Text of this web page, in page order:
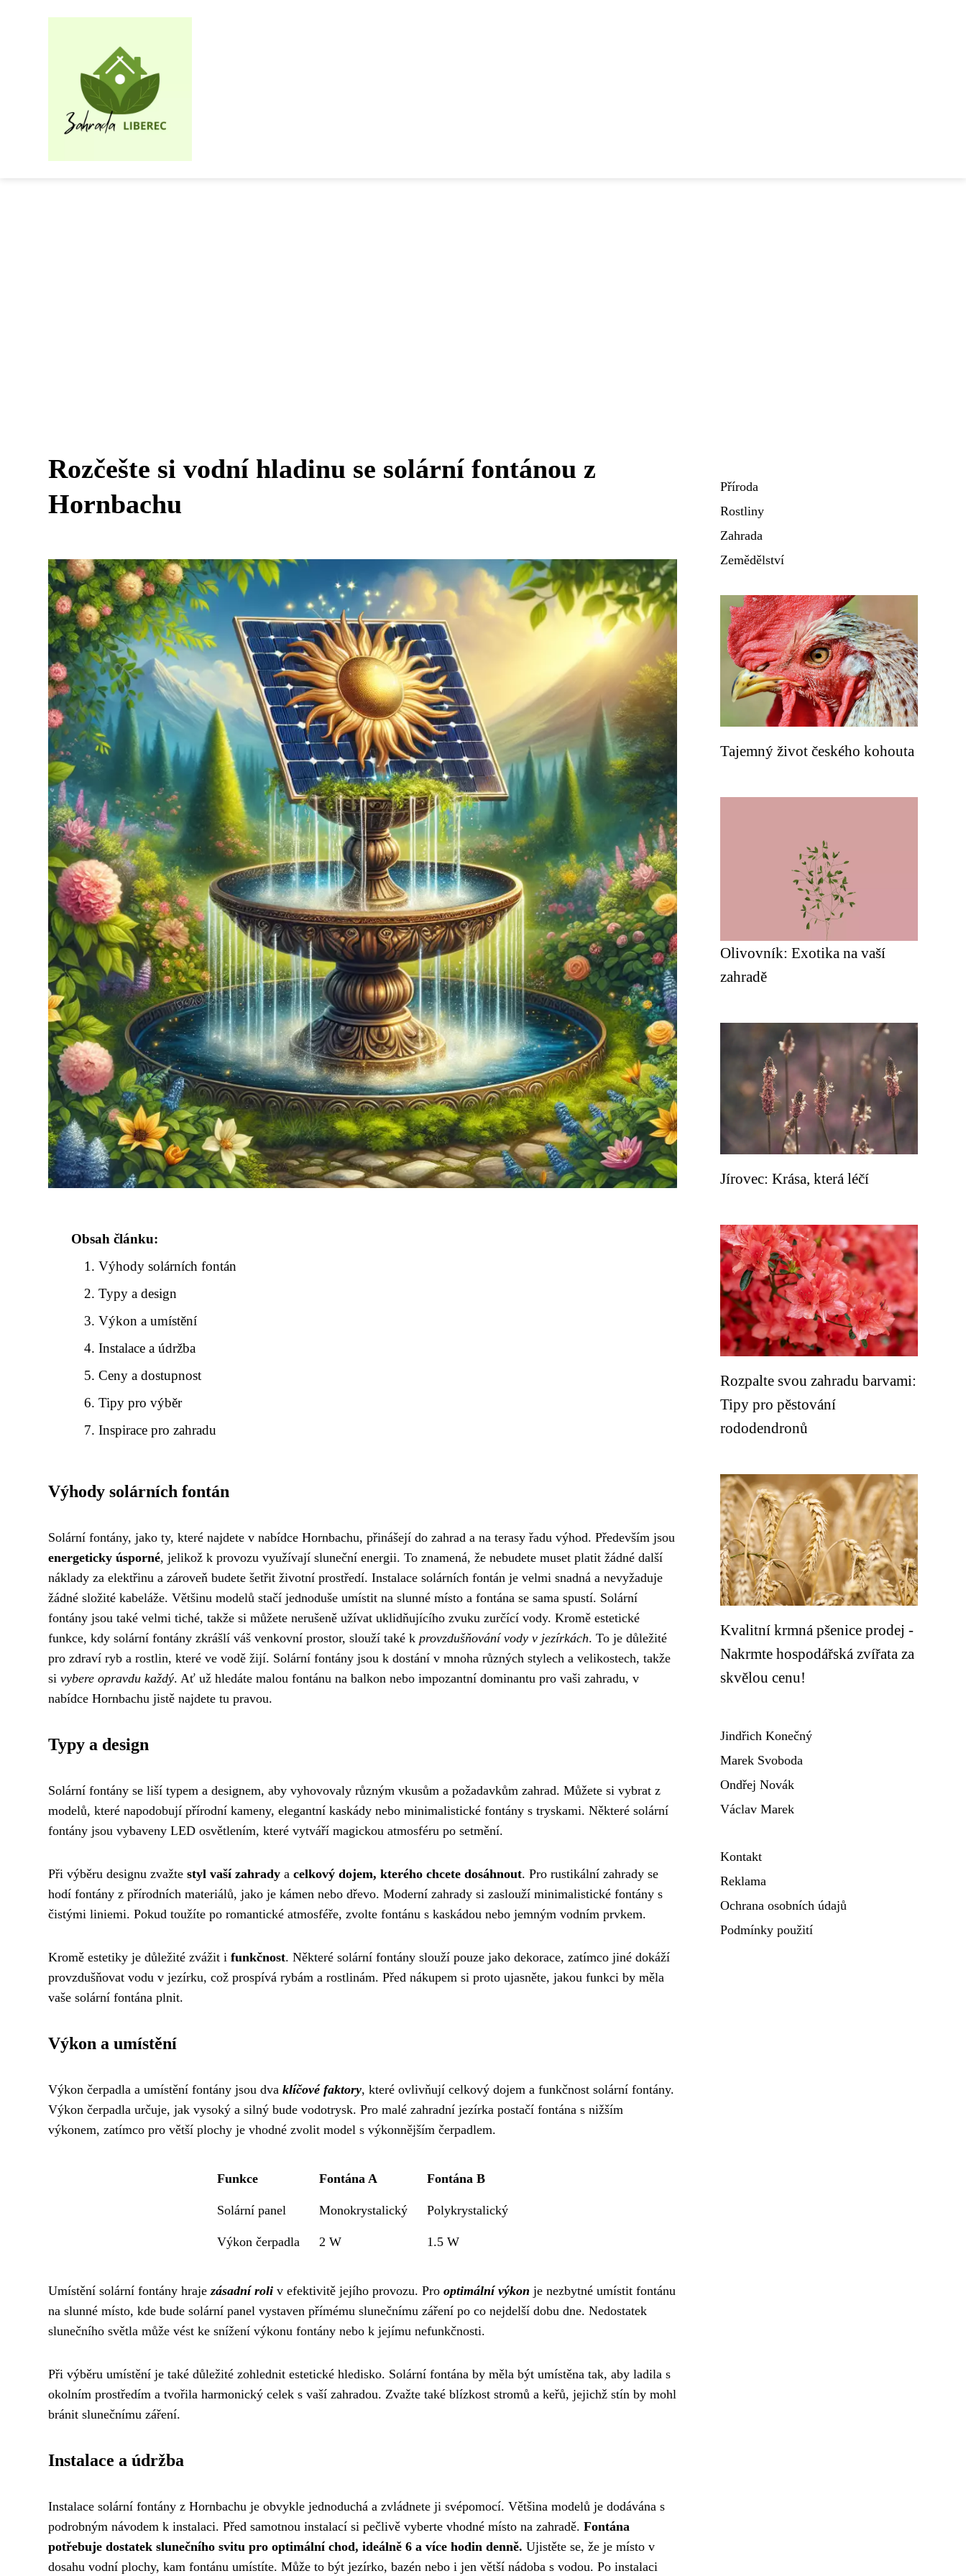
Rozčešte si vodní hladinu se solární fontánou z
Hornbachu
Obsah článku:
Výhody solárních fontán
Typy a design
Výkon a umístění
Instalace a údržba
Ceny a dostupnost
Tipy pro výběr
Inspirace pro zahradu
Výhody solárních fontán
Solární fontány, jako ty, které najdete v nabídce Hornbachu, přinášejí do zahrad a na terasy řadu výhod. Především jsou
energeticky úsporné, jelikož k provozu využívají sluneční energii. To znamená, že nebudete muset platit žádné další
náklady za elektřinu a zároveň budete šetřit životní prostředí. Instalace solárních fontán je velmi snadná a nevyžaduje
žádné složité kabeláže. Většinu modelů stačí jednoduše umístit na slunné místo a fontána se sama spustí. Solární
fontány jsou také velmi tiché, takže si můžete nerušeně užívat uklidňujícího zvuku zurčící vody. Kromě estetické
funkce, kdy solární fontány zkrášlí váš venkovní prostor, slouží také k provzdušňování vody v jezírkách. To je důležité
pro zdraví ryb a rostlin, které ve vodě žijí. Solární fontány jsou k dostání v mnoha různých stylech a velikostech, takže
si vybere opravdu každý. Ať už hledáte malou fontánu na balkon nebo impozantní dominantu pro vaši zahradu, v
nabídce Hornbachu jistě najdete tu pravou.
Typy a design
Solární fontány se liší typem a designem, aby vyhovovaly různým vkusům a požadavkům zahrad. Můžete si vybrat z
modelů, které napodobují přírodní kameny, elegantní kaskády nebo minimalistické fontány s tryskami. Některé solární
fontány jsou vybaveny LED osvětlením, které vytváří magickou atmosféru po setmění.
Při výběru designu zvažte styl vaší zahrady a celkový dojem, kterého chcete dosáhnout. Pro rustikální zahrady se
hodí fontány z přírodních materiálů, jako je kámen nebo dřevo. Moderní zahrady si zaslouží minimalistické fontány s
čistými liniemi. Pokud toužíte po romantické atmosféře, zvolte fontánu s kaskádou nebo jemným vodním prvkem.
Kromě estetiky je důležité zvážit i funkčnost. Některé solární fontány slouží pouze jako dekorace, zatímco jiné dokáží
provzdušňovat vodu v jezírku, což prospívá rybám a rostlinám. Před nákupem si proto ujasněte, jakou funkci by měla
vaše solární fontána plnit.
Výkon a umístění
Výkon čerpadla a umístění fontány jsou dva klíčové faktory, které ovlivňují celkový dojem a funkčnost solární fontány.
Výkon čerpadla určuje, jak vysoký a silný bude vodotrysk. Pro malé zahradní jezírka postačí fontána s nižším
výkonem, zatímco pro větší plochy je vhodné zvolit model s výkonnějším čerpadlem.
Funkce Fontána A Fontána B
Solární panel Monokrystalický Polykrystalický
Výkon čerpadla 2 W 1.5 W
Umístění solární fontány hrajezásadní roli v efektivitě jejího provozu. Pro optimální výkon je nezbytné umístit fontánu
na slunné místo, kde bude solární panel vystaven přímému slunečnímu záření po co nejdelší dobu dne. Nedostatek
slunečního světla může vést ke snížení výkonu fontány nebo k jejímu nefunkčnosti.
Při výběru umístění je také důležité zohlednit estetické hledisko. Solární fontána by měla být umístěna tak, aby ladila s
okolním prostředím a tvořila harmonický celek s vaší zahradou. Zvažte také blízkost stromů a keřů, jejichž stín by mohl
bránit slunečnímu záření.
Instalace a údržba
Instalace solární fontány z Hornbachu je obvykle jednoduchá a zvládnete ji svépomocí. Většina modelů je dodávána s
podrobným návodem k instalaci. Před samotnou instalací si pečlivě vyberte vhodné místo na zahradě. Fontána
potřebuje dostatek slunečního svitu pro optimální chod, ideálně 6 a více hodin denně. Ujistěte se, že je místo v
dosahu vodní plochy, kam fontánu umístíte. Může to být jezírko, bazén nebo i jen větší nádoba s vodou. Po instalaci
Příroda
Rostliny
Zahrada
Zemědělství
Tajemný život českého kohouta
Olivovník: Exotika na vaší
zahradě
Jírovec: Krása, která léčí
Rozpalte svou zahradu barvami:
Tipy pro pěstování
rododendronů
Kvalitní krmná pšenice prodej -
Nakrmte hospodářská zvířata za
skvělou cenu!
Jindřich Konečný
Marek Svoboda
Ondřej Novák
Václav Marek
Kontakt
Reklama
Ochrana osobních údajů
Podmínky použití